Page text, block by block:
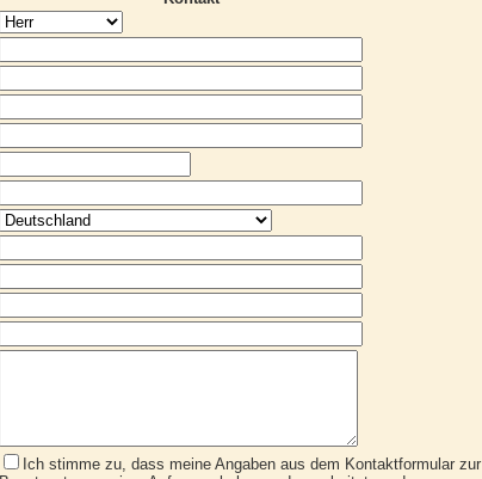
Ich stimme zu, dass meine Angaben aus dem Kontaktformular zur